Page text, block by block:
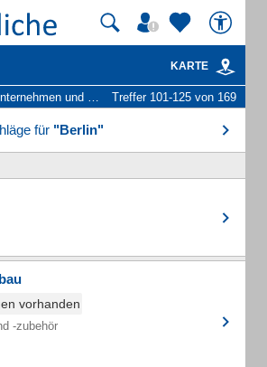
KARTE
und Personen Treffer 101-125 von 169
für "Berlin"
vorhanden
-zubehör